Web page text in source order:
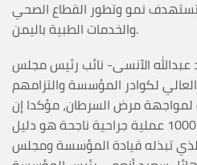
تستهدف نمو وتطور القطاع الصحي
والخدمات الطبية باليمن.
عبدالله الآنسى- نائب رئيس مجلس
لكوادر المؤسسة والتزامهم
لمواجهة مرض السرطان، مؤكدا إن
وصول المؤسسة إلى إنجاز 1000 عملية جراحية ناجحة هو دليل
تبذله قيادة المؤسسة ومجلس